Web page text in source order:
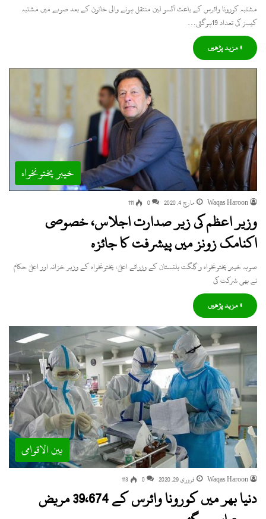
مشتبہ کورونا وائرس کے باعث آئسو لین منتقل ہونے والی خاتون کے بعد صوبے میں مشتبہ
کیسز کی تعداد 19ہوگئی…
» مزید پڑھیں
خیبر پختونخواہ
Waqas Haroon مارچ 4, 2020 0
111
وزیر اعظم کی زیر صدارت اجلاس، خصوصی
اکنامک زونز میں پیشرفت کا جائزہ
صوبہ خیبر پختونخواہ و گلگت بلتستان کے وزرائے اعلیٰ، پختونخواہ کے وزیر خزانہ اور اعلیٰ حکام
نے بھی شرکت کی
» مزید پڑھیں
بین الاقوامی
Waqas Haroon فروری 29, 2020 0
113
دنیا بھر میں کورونا وائرس کے 39،674 مریض